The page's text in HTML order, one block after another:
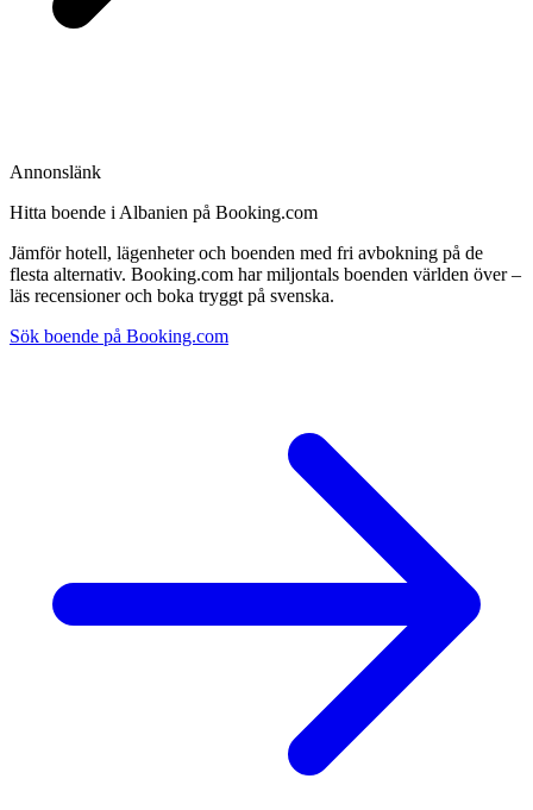
Annonslänk
Hitta boende i Albanien på Booking.com
Jämför hotell, lägenheter och boenden med fri avbokning på de
flesta alternativ. Booking.com har miljontals boenden världen över –
läs recensioner och boka tryggt på svenska.
Sök boende på Booking.com